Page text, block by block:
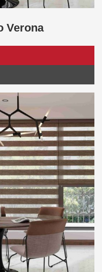
Verona